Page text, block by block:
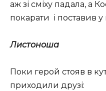
аж зі сміху падала, а
покарати і поставив у
Листоноша
Поки герой стояв в
приходили друзі: